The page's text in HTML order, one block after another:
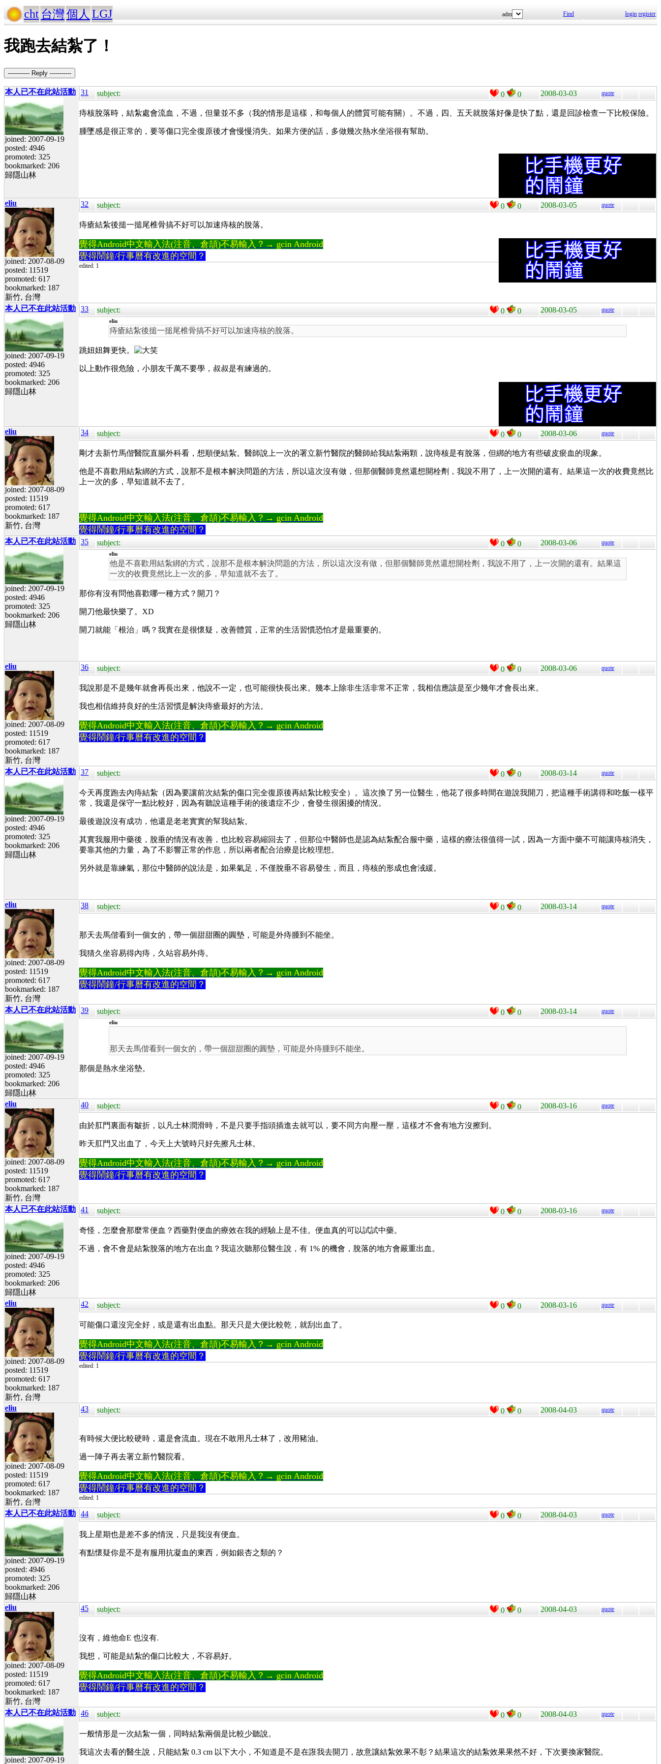
cht 台灣個人 LGJ adm Find login register
我跑去結紮了！
----------- Reply -----------
本人已不在此站活動
joined: 2007-09-19
posted: 4946
promoted: 325
bookmarked: 206
歸隱山林
31 subject: 0 0 2008-03-03 quote
痔核脫落時，結紮處會流血，不過，但量並不多（我的情形是這樣，和每個人的體質可能有關）。不過，四、五天就脫落好像是快了點，還是回診檢查一下比較保險。
腫墜感是很正常的，要等傷口完全復原後才會慢慢消失。如果方便的話，多做幾次熱水坐浴很有幫助。
eliu
joined: 2007-08-09
posted: 11519
promoted: 617
bookmarked: 187
新竹, 台灣
32 subject: 0 0 2008-03-05 quote
痔瘡結紮後搥一搥尾椎骨搞不好可以加速痔核的脫落。
覺得Android中文輸入法(注音、倉頡)不易輸入？→ gcin Android
覺得鬧鐘/行事曆有改進的空間？
edited: 1
本人已不在此站活動
joined: 2007-09-19
posted: 4946
promoted: 325
bookmarked: 206
歸隱山林
33 subject: 0 0 2008-03-05 quote
eliu
痔瘡結紮後搥一搥尾椎骨搞不好可以加速痔核的脫落。
跳妞妞舞更快。
以上動作很危險，小朋友千萬不要學，叔叔是有練過的。
eliu
joined: 2007-08-09
posted: 11519
promoted: 617
bookmarked: 187
新竹, 台灣
34 subject: 0 0 2008-03-06 quote
剛才去新竹馬偕醫院直腸外科看，想順便結紮。醫師說上一次的署立新竹醫院的醫師給我結紮兩顆，說痔核是有脫落，但綁的地方有些破皮瘀血的現象。
他是不喜歡用結紮綁的方式，說那不是根本解決問題的方法，所以這次沒有做，但那個醫師竟然還想開栓劑，我說不用了，上一次開的還有。結果這一次的收費竟然比
上一次的多，早知道就不去了。
覺得Android中文輸入法(注音、倉頡)不易輸入？→ gcin Android
覺得鬧鐘/行事曆有改進的空間？
本人已不在此站活動
joined: 2007-09-19
posted: 4946
promoted: 325
bookmarked: 206
歸隱山林
35 subject: 0 0 2008-03-06 quote
eliu
他是不喜歡用結紮綁的方式，說那不是根本解決問題的方法，所以這次沒有做，但那個醫師竟然還想開栓劑，我說不用了，上一次開的還有。結果這
一次的收費竟然比上一次的多，早知道就不去了。
那你有沒有問他喜歡哪一種方式？開刀？
開刀他最快樂了。XD
開刀就能「根治」嗎？我實在是很懷疑，改善體質，正常的生活習慣恐怕才是最重要的。
eliu
joined: 2007-08-09
posted: 11519
promoted: 617
bookmarked: 187
新竹, 台灣
36 subject: 0 0 2008-03-06 quote
我說那是不是幾年就會再長出來，他說不一定，也可能很快長出來。幾本上除非生活非常不正常，我相信應該是至少幾年才會長出來。
我也相信維持良好的生活習慣是解決痔瘡最好的方法。
覺得Android中文輸入法(注音、倉頡)不易輸入？→ gcin Android
覺得鬧鐘/行事曆有改進的空間？
本人已不在此站活動
joined: 2007-09-19
posted: 4946
promoted: 325
bookmarked: 206
歸隱山林
37 subject: 0 0 2008-03-14 quote
今天再度跑去內痔結紮（因為要讓前次結紮的傷口完全復原後再結紮比較安全）。這次換了另一位醫生，他花了很多時間在遊說我開刀，把這種手術講得和吃飯一樣平
常，我還是保守一點比較好，因為有聽說這種手術的後遺症不少，會發生很困擾的情況。
最後遊說沒有成功，他還是老老實實的幫我結紮。
其實我服用中藥後，脫垂的情況有改善，也比較容易縮回去了，但那位中醫師也是認為結紮配合服中藥，這樣的療法很值得一試，因為一方面中藥不可能讓痔核消失，
要靠其他的力量，為了不影響正常的作息，所以兩者配合治療是比較理想。
另外就是靠練氣，那位中醫師的說法是，如果氣足，不僅脫垂不容易發生，而且，痔核的形成也會淢緩。
eliu
joined: 2007-08-09
posted: 11519
promoted: 617
bookmarked: 187
新竹, 台灣
38 subject: 0 0 2008-03-14 quote
那天去馬偕看到一個女的，帶一個甜甜圈的圓墊，可能是外痔腫到不能坐。
我猜久坐容易得內痔，久站容易外痔。
覺得Android中文輸入法(注音、倉頡)不易輸入？→ gcin Android
覺得鬧鐘/行事曆有改進的空間？
本人已不在此站活動
joined: 2007-09-19
posted: 4946
promoted: 325
bookmarked: 206
歸隱山林
39 subject: 0 0 2008-03-14 quote
eliu
那天去馬偕看到一個女的，帶一個甜甜圈的圓墊，可能是外痔腫到不能坐。
那個是熱水坐浴墊。
eliu
joined: 2007-08-09
posted: 11519
promoted: 617
bookmarked: 187
新竹, 台灣
40 subject: 0 0 2008-03-16 quote
由於肛門裏面有皺折，以凡士林潤滑時，不是只要手指頭插進去就可以，要不同方向壓一壓，這樣才不會有地方沒擦到。
昨天肛門又出血了，今天上大號時只好先擦凡士林。
覺得Android中文輸入法(注音、倉頡)不易輸入？→ gcin Android
覺得鬧鐘/行事曆有改進的空間？
本人已不在此站活動
joined: 2007-09-19
posted: 4946
promoted: 325
bookmarked: 206
歸隱山林
41 subject: 0 0 2008-03-16 quote
奇怪，怎麼會那麼常便血？西藥對便血的療效在我的經驗上是不佳。便血真的可以試試中藥。
不過，會不會是結紮脫落的地方在出血？我這次聽那位醫生說，有 1% 的機會，脫落的地方會嚴重出血。
eliu
joined: 2007-08-09
posted: 11519
promoted: 617
bookmarked: 187
新竹, 台灣
42 subject: 0 0 2008-03-16 quote
可能傷口還沒完全好，或是還有出血點。那天只是大便比較乾，就刮出血了。
覺得Android中文輸入法(注音、倉頡)不易輸入？→ gcin Android
覺得鬧鐘/行事曆有改進的空間？
edited: 1
eliu
joined: 2007-08-09
posted: 11519
promoted: 617
bookmarked: 187
新竹, 台灣
43 subject: 0 0 2008-04-03 quote
有時候大便比較硬時，還是會流血。現在不敢用凡士林了，改用豬油。
過一陣子再去署立新竹醫院看。
覺得Android中文輸入法(注音、倉頡)不易輸入？→ gcin Android
覺得鬧鐘/行事曆有改進的空間？
edited: 1
本人已不在此站活動
joined: 2007-09-19
posted: 4946
promoted: 325
bookmarked: 206
歸隱山林
44 subject: 0 0 2008-04-03 quote
我上星期也是差不多的情況，只是我沒有便血。
有點懷疑你是不是有服用抗凝血的東西，例如銀杏之類的？
eliu
joined: 2007-08-09
posted: 11519
promoted: 617
bookmarked: 187
新竹, 台灣
45 subject: 0 0 2008-04-03 quote
沒有，維他命E 也沒有.
我想，可能是結紮的傷口比較大，不容易好。
覺得Android中文輸入法(注音、倉頡)不易輸入？→ gcin Android
覺得鬧鐘/行事曆有改進的空間？
本人已不在此站活動
joined: 2007-09-19
46 subject: 0 0 2008-04-03 quote
一般情形是一次結紮一個，同時結紮兩個是比較少聽說。
我這次去看的醫生說，只能結紮 0.3 cm 以下大小，不知道是不是在誑我去開刀，故意讓結紮效果不彰？結果這次的結紮效果果然不好，下次要換家醫院。